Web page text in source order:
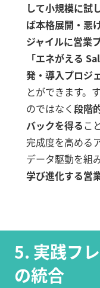
して小規模に試
ば本格展開・悪
ジャイルに営業
「エネがえる
発・導入プロジ
とができます。
のではなく段階
バックを得るこ
完成度を高める
データ駆動を組
学び進化する営
5. 実践フ
の統合